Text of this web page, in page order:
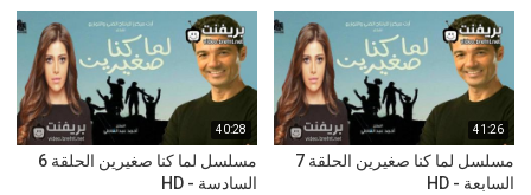
41:26
مسلسل لما كنا صغيرين الحلقة 7
السابعة - HD
40:28
مسلسل لما كنا صغيرين الحلقة 6
السادسة - HD